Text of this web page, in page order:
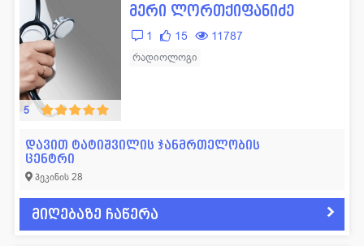
5
მერი ლორთქიფანიძე
1 15 11787
რადიოლოგი
დავით ტატიშვილის ჯანმრთელობის
ცენტრი
პეკინის 28
მიღებაზე ჩაწერა